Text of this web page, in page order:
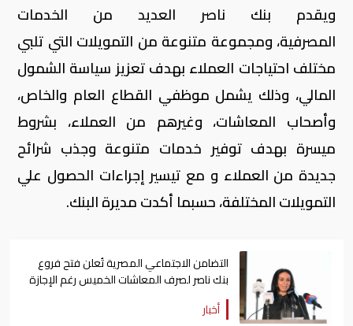
ويقدم بنك ناصر العديد من الخدمات
المصرفية، ومجموعة متنوعة من التمويلات التي تلبي
مختلف احتياجات العملاء بهدف تعزيز سياسة الشمول
المالي، وذلك يشمل موظفي القطاع العام والخاص،
وأصحاب المعاشات، وغيرهم من العملاء، بشروط
ميسرة بهدف توفير خدمات متنوعة وجذب شرائح
جديدة من العملاء و مع تيسير إجراءات الحصول علي
التمويلات المختلفة، حسبما أكدت مديرة البنك.
التضامن الاجتماعي المصرية تُعلن فتح فروع
بنك ناصر لصرف المعاشات الخميس رغم الإجازة
أخبار